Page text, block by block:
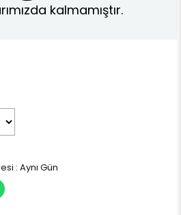
kalmamıştır.
: Aynı Gün